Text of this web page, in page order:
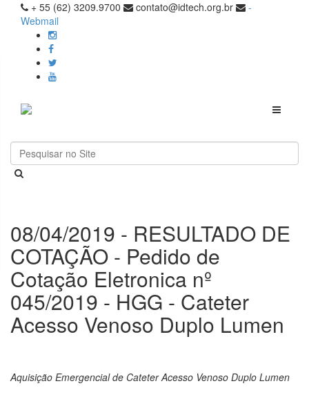
+ 55 (62) 3209.9700 contato@idtech.org.br
-
Webmail
Toggle
08/04/2019 - RESULTADO DE
COTAÇÃO - Pedido de
Cotação Eletronica nº
045/2019 - HGG - Cateter
Acesso Venoso Duplo Lumen
Aquisição Emergencial de Cateter Acesso Venoso Duplo Lumen